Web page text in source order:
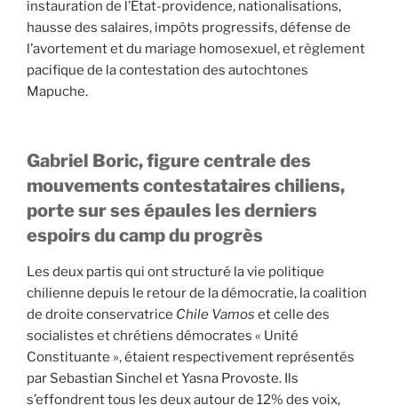
instauration de l’État-providence, nationalisations,
hausse des salaires, impôts progressifs, défense de
l’avortement et du mariage homosexuel, et règlement
pacifique de la contestation des autochtones
Mapuche.
Gabriel Boric, figure centrale des
mouvements contestataires chiliens,
porte sur ses épaules les derniers
espoirs du camp du progrès
Les deux partis qui ont structuré la vie politique
chilienne depuis le retour de la démocratie, la coalition
de droite conservatrice Chile Vamos et celle des
socialistes et chrétiens démocrates « Unité
Constituante », étaient respectivement représentés
par Sebastian Sinchel et Yasna Provoste. Ils
s’effondrent tous les deux autour de 12% des voix,